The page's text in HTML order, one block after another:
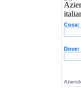
Cosa:
Dove: